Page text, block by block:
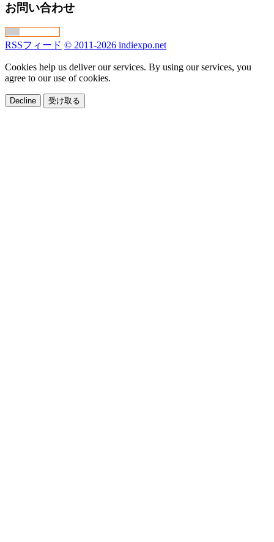
お問い合わせ
RSSフィード © 2011-2026 indiexpo.net
Cookies help us deliver our services. By using our services, you
agree to our use of cookies.
Decline 受け取る